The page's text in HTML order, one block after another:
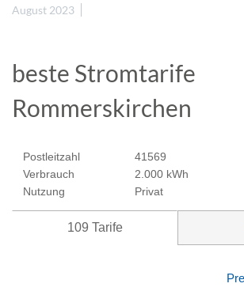
August 2023
beste Stromtarife
Rommerskirchen